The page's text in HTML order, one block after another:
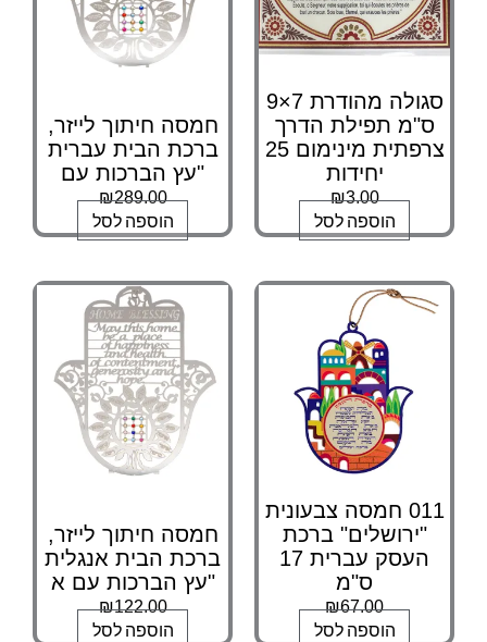
סגולה מהודרת 7×9
ס"מ תפילת הדרך
צרפתית מינימום 25
יחידות
₪3.00
הוספה לסל
חמסה חיתוך לייזר,
ברכת הבית עברית
"עץ הברכות עם
₪289.00
הוספה לסל
011 חמסה צבעונית
"ירושלים" ברכת
העסק עברית 17
₪67.00
הוספה לסל
חמסה חיתוך לייזר,
ברכת הבית אנגלית
"עץ הברכות עם א
₪122.00
הוספה לסל